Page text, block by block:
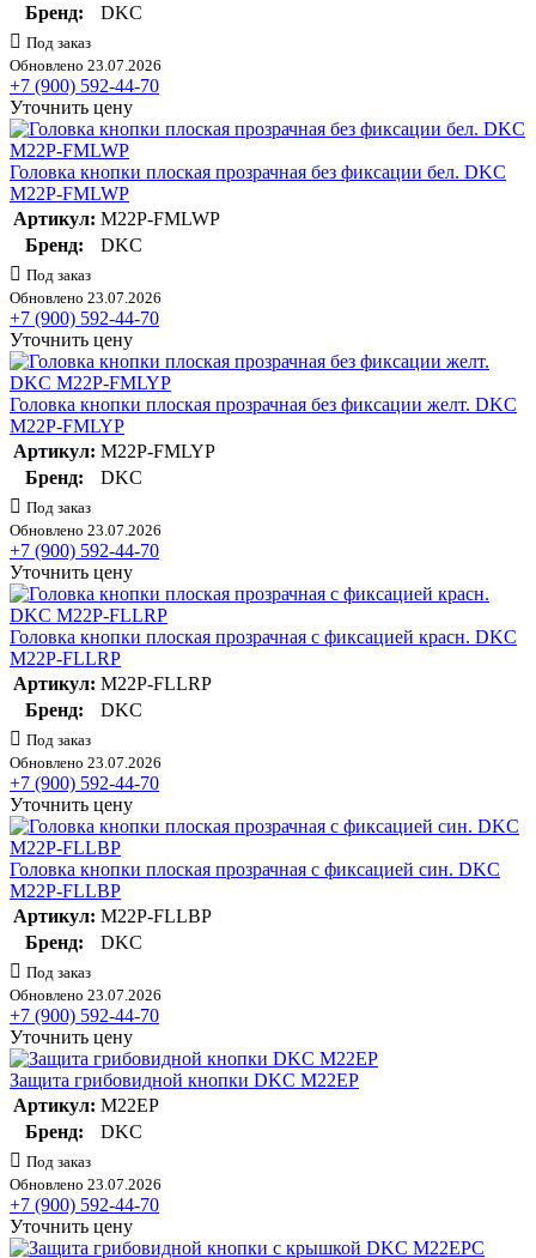
Бренд:
DKC
Под заказ
Обновлено 23.07.2026
+7 (900) 592-44-70
Уточнить цену
Головка кнопки плоская прозрачная без фиксации бел. DKC
M22P-FMLWP
Артикул: M22P-FMLWP
Бренд:
DKC
Под заказ
Обновлено 23.07.2026
+7 (900) 592-44-70
Уточнить цену
Головка кнопки плоская прозрачная без фиксации желт. DKC
M22P-FMLYP
Артикул: M22P-FMLYP
Бренд:
DKC
Под заказ
Обновлено 23.07.2026
+7 (900) 592-44-70
Уточнить цену
Головка кнопки плоская прозрачная с фиксацией красн. DKC
M22P-FLLRP
Артикул: M22P-FLLRP
Бренд:
DKC
Под заказ
Обновлено 23.07.2026
+7 (900) 592-44-70
Уточнить цену
Головка кнопки плоская прозрачная с фиксацией син. DKC
M22P-FLLBP
Артикул: M22P-FLLBP
Бренд:
DKC
Под заказ
Обновлено 23.07.2026
+7 (900) 592-44-70
Уточнить цену
Защита грибовидной кнопки DKC M22EP
Артикул: M22EP
Бренд:
DKC
Под заказ
Обновлено 23.07.2026
+7 (900) 592-44-70
Уточнить цену